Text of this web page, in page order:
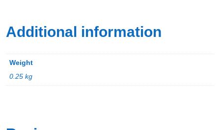
Additional information
Weight
0.25 kg